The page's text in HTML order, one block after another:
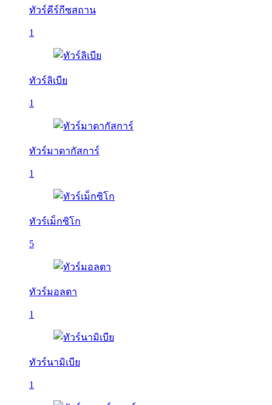
ทัวร์คีร์กีซสถาน
1
ทัวร์ลิเบีย
1
ทัวร์มาดากัสการ์
1
ทัวร์เม็กซิโก
5
ทัวร์มอลตา
1
ทัวร์นามิเบีย
1